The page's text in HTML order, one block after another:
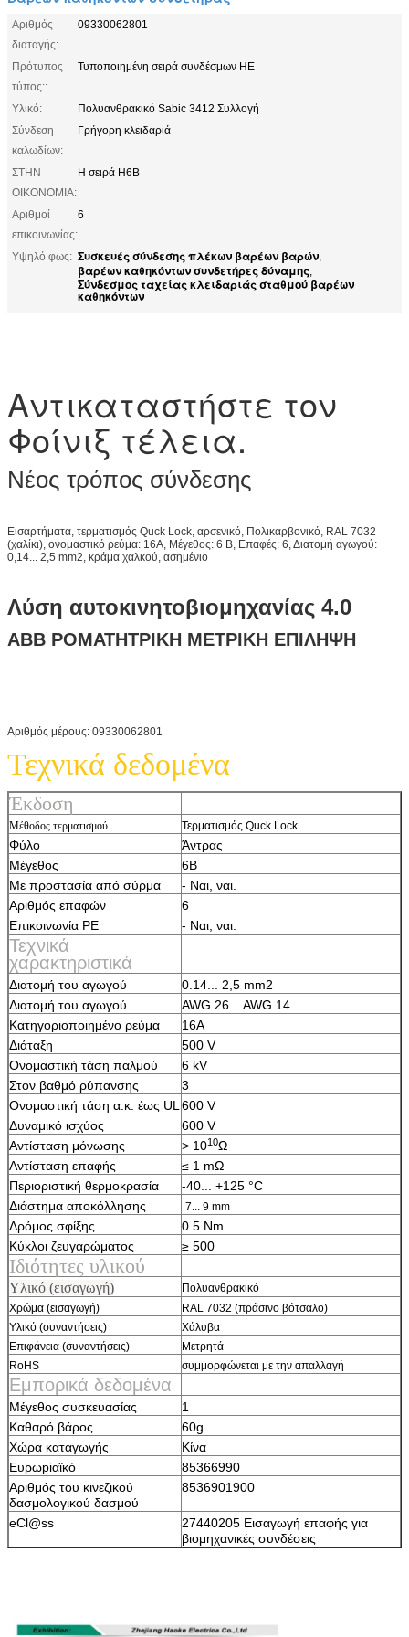
Αριθμός
διαταγής:
09330062801
Πρότυπος
τύπος::
Τυποποιημένη σειρά συνδέσμων HE
Υλικό:
Πολυανθρακικό Sabic 3412 Συλλογή
Σύνδεση
καλωδίων:
Γρήγορη κλειδαριά
ΣΤΗΝ
ΟΙΚΟΝΟΜΙΑ:
Η σειρά H6B
Αριθμοί
επικοινωνίας:
6
Υψηλό φως: Συσκευές σύνδεσης πλέκων βαρέων βαρών,
βαρέων καθηκόντων συνδετήρες δύναμης,
Σύνδεσμος ταχείας κλειδαριάς σταθμού βαρέων
καθηκόντων
Αντικαταστήστε τον
Φοίνιξ τέλεια.
Νέος τρόπος σύνδεσης
Εισαρτήματα, τερματισμός Quck Lock, αρσενικό, Πολικαρβονικό, RAL 7032
(χαλίκι), ονομαστικό ρεύμα: 16A, Μέγεθος: 6 Β, Επαφές: 6, Διατομή αγωγού:
0,14... 2,5 mm2, κράμα χαλκού, ασημένιο
Λύση αυτοκινητοβιομηχανίας 4.0
ΑΒΒ ΡΟΜΑΤΗΤΡΙΚΗ ΜΕΤΡΙΚΗ ΕΠΙΛΗΨΗ
Αριθμός μέρους: 09330062801
Τεχνικά δεδομένα
Έκδοση
Μέθοδος τερματισμού Τερματισμός Quck Lock
Φύλο
Άντρας
Μέγεθος
6Β
Με προστασία από σύρμα
- Ναι, ναι.
Αριθμός επαφών
6
Επικοινωνία PE
- Ναι, ναι.
Τεχνικά
χαρακτηριστικά
Διατομή του αγωγού
0.14... 2,5 mm2
Διατομή του αγωγού
AWG 26... AWG 14
Κατηγοριοποιημένο ρεύμα
16Α
Διάταξη
500 V
Ονομαστική τάση παλμού
6 kV
Στον βαθμό ρύπανσης
3
Ονομαστική τάση α.κ. έως UL 600 V
Δυναμικό ισχύος
600 V
Αντίσταση μόνωσης
> 1010Ω
Αντίσταση επαφής
≤ 1 mΩ
Περιοριστική θερμοκρασία
-40... +125 °C
Διάστημα αποκόλλησης
7... 9 mm
Δρόμος σφίξης
0.5 Nm
Κύκλοι ζευγαρώματος
≥ 500
Ιδιότητες υλικού
Υλικό (εισαγωγή)
Πολυανθρακικό
Χρώμα (εισαγωγή)
RAL 7032 (πράσινο βότσαλο)
Υλικό (συναντήσεις)
Χάλυβα
Επιφάνεια (συναντήσεις)
Μετρητά
RoHS
συμμορφώνεται με την απαλλαγή
Εμπορικά δεδομένα
Μέγεθος συσκευασίας
1
Καθαρό βάρος
60g
Χώρα καταγωγής
Κίνα
Ευρωpiαϊκό
85366990
Αριθμός του κινεζικού
δασμολογικού δασμού
8536901900
eCl@ss
27440205 Εισαγωγή επαφής για
βιομηχανικές συνδέσεις